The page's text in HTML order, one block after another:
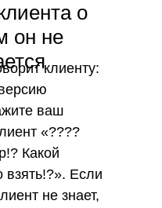
должен
отправить
о
он не
клиенту:
ваш
«????
Какой
взять!?». Если
не знает,